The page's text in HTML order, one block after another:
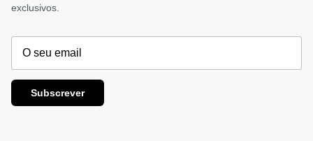
exclusivos.
Subscrever